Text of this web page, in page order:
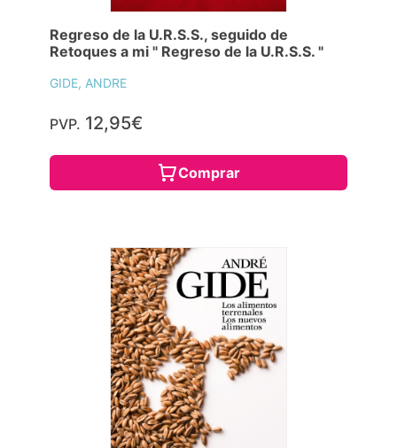
Regreso de la U.R.S.S., seguido de
Retoques a mi " Regreso de la U.R.S.S. "
GIDE, ANDRE
PVP. 12,95€
Comprar